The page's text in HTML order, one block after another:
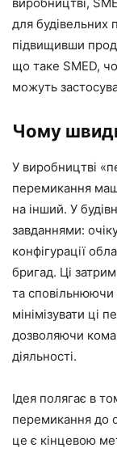
для будівельних
підвищивши
що таке SMED,
можуть
Чому
У виробництві
перемикання
на інший. У
завданнями:
конфігурації
бригад. Ці
та сповільнюючи
мінімізувати ці
дозволяючи
діяльності.
Ідея полягає в
перемикання до
це є кінцевою